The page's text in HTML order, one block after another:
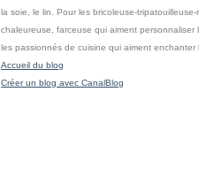
la soie, le lin. Pour les bricoleuse-tripatouilleuse-
chaleureuse, farceuse qui aiment personnaliser
les passionnés de cuisine qui aiment enchanter
Accueil du blog
Créer un blog avec CanalBlog